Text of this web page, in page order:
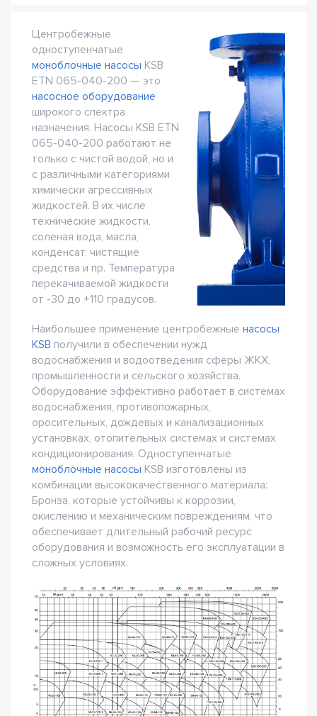
Центробежные
одноступенчатые
моноблочные насосы KSB
ETN 065-040-200 — это
насосное оборудование
широкого спектра
назначения. Насосы KSB ETN
065-040-200 работают не
только с чистой водой, но и
с различными категориями
химически агрессивных
жидкостей. В их числе
технические жидкости,
соленая вода, масла,
конденсат, чистящие
средства и пр. Температура
перекачиваемой жидкости
от -30 до +110 градусов.
Наибольшее применение центробежные насосы
KSB получили в обеспечении нужд
водоснабжения и водоотведения сферы ЖКХ,
промышленности и сельского хозяйства.
Оборудование эффективно работает в системах
водоснабжения, противопожарных,
оросительных, дождевых и канализационных
установках, отопительных системах и системах
кондиционирования. Одноступенчатые
моноблочные насосы KSB изготовлены из
комбинации высококачественного материала:
Бронза, которые устойчивы к коррозии,
окислению и механическим повреждениям, что
обеспечивает длительный рабочий ресурс
оборудования и возможность его эксплуатации в
сложных условиях.